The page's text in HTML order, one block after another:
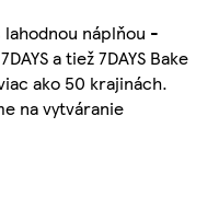
lahodnou náplňou -
a tiež 7DAYS Bake
ako 50 krajinách.
na vytváranie